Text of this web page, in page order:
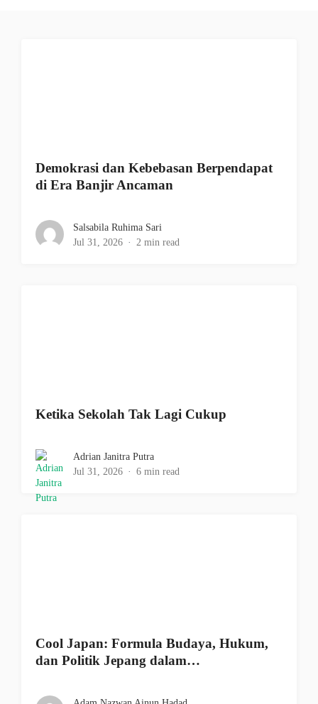
Demokrasi dan Kebebasan Berpendapat
di Era Banjir Ancaman
Salsabila Ruhima Sari
Jul 31, 2026
2 min read
Ketika Sekolah Tak Lagi Cukup
Adrian Janitra Putra
Jul 31, 2026
6 min read
Cool Japan: Formula Budaya, Hukum,
dan Politik Jepang dalam…